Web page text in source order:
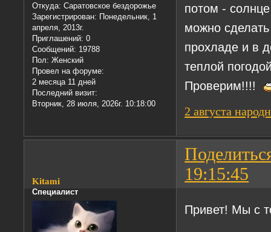
Откуда: Саратовское бездорожье
Зарегистрирован: Понедельник, 1
апреля, 2013г.
Приглашений: 0
Сообщений: 19788
Пол: Женский
Провел на форуме:
2 месяца 11 дней
Последний визит:
Вторник, 28 июля, 2026г. 10:18:00
потом -
можно
прохладе и в
теплой
Проверим!!!!
2 августа
19:15:45
Kitami
Специалист
Привет! Мы с